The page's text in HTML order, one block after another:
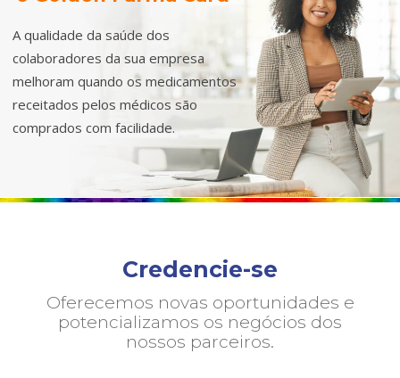
A qualidade da saúde dos
colaboradores da sua empresa
melhoram quando os medicamentos
receitados pelos médicos são
comprados com facilidade.
Credencie-se
Oferecemos novas oportunidades e
potencializamos os negócios dos
nossos parceiros.